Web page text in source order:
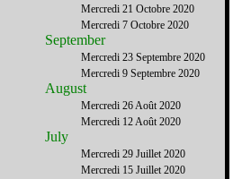
Mercredi 21 Octobre 2020
Mercredi 7 Octobre 2020
September
Mercredi 23 Septembre 2020
Mercredi 9 Septembre 2020
August
Mercredi 26 Août 2020
Mercredi 12 Août 2020
July
Mercredi 29 Juillet 2020
Mercredi 15 Juillet 2020